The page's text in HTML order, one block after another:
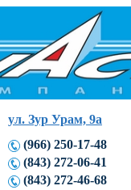
ул. Зур Урам, 9а
(966) 250-17-48
(843) 272-06-41
(843) 272-46-68